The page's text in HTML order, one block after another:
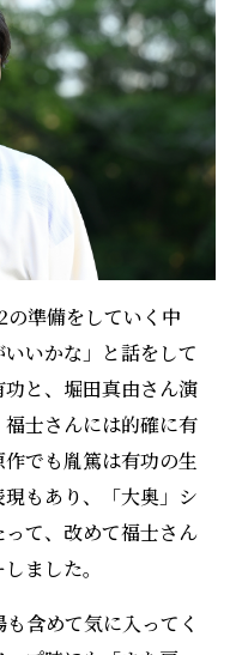
準備をしていく中
いかな」と話をして
と、堀田真由さん演
士さんには的確に有
でも胤篤は有功の生
もあり、「大奥」シ
て、改めて福士さん
ました。
含めて気に入ってく